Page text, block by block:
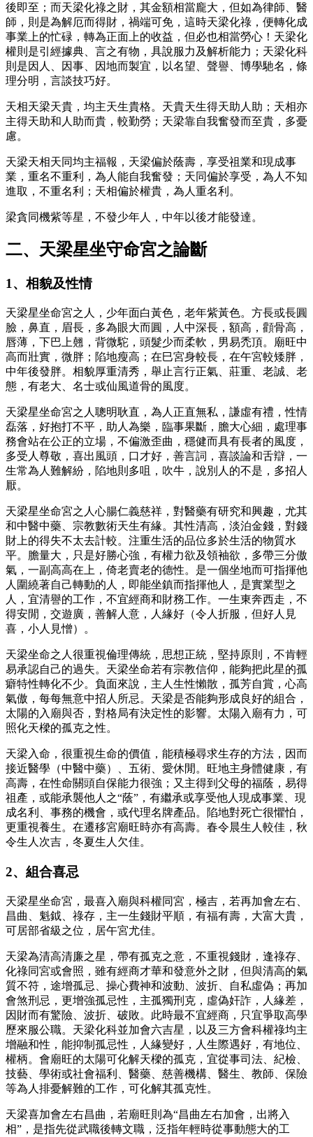
後即至；而天梁化祿之財，其金額相當龐大，但如為律師、醫
師，則是為解厄而得財，禍端可免，這時天梁化祿，便轉化成
事業上的忙碌，轉為正面上的收益，但必也相當勞心！天梁化
權則是引經據典、言之有物，具說服力及解析能力；天梁化科
則是因人、因事、因地而製宜，以名望、聲譽、博學馳名，條
理分明，言談技巧好。
天相天梁天貴，均主天生貴格。天貴天生得天助人助；天相亦
主得天助和人助而貴，較勤勞；天梁靠自我奮發而至貴，多憂
慮。
天梁天相天同均主福報，天梁偏於蔭壽，享受祖業和現成事
業，重名不重利，為人能自我奮發；天同偏於享受，為人不知
進取，不重名利；天相偏於權貴，為人重名利。
梁貪同機紫等星，不發少年人，中年以後才能發達。
二、天梁星坐守命宮之論斷
1、相貌及性情
天梁星坐命宮之人，少年面白黃色，老年紫黃色。方長或長圓
臉，鼻直，眉長，多為眼大而圓，人中深長，額高，顴骨高，
唇薄，下巴上翹，背微駝，頭髮少而柔軟，男易禿頂。廟旺中
高而壯實，微胖；陷地瘦高；在巳宮身較長，在午宮較矮胖，
中年後發胖。相貌厚重清秀，舉止言行正氣、莊重、老誠、老
態，有老大、名士或仙風道骨的風度。
天梁星坐命宮之人聰明耿直，為人正直無私，謙虛有禮，性情
磊落，好抱打不平，助人為樂，臨事果斷，膽大心細，處理事
務會站在公正的立場，不偏激歪曲，穩健而具有長者的風度，
多受人尊敬，喜出風頭，口才好，善言詞，喜談論和舌辯，一
生常為人難解紛，陷地則多咀，吹牛，說別人的不是，多招人
厭。
天梁星坐命宮之人心腸仁義慈祥，對醫藥有研究和興趣，尤其
和中醫中藥、宗教數術天生有緣。其性清高，淡泊金錢，對錢
財上的得失不太去計較。注重生活的品位多於生活的物質水
平。膽量大，只是好勝心強，有權力欲及領袖欲，多帶三分傲
氣，一副高高在上，倚老賣老的德性。是一個坐地而可指揮他
人圍繞著自己轉動的人，即能坐鎮而指揮他人，是實業型之
人，宜清譽的工作，不宜經商和財務工作。一生東奔西走，不
得安閒，交遊廣，善解人意，人緣好（令人折服，但好人見
喜，小人見憎）。
天梁坐命之人很重視倫理傳統，思想正統，堅持原則，不肯輕
易承認自己的過失。天梁坐命若有宗教信仰，能夠把此星的孤
癖特性轉化不少。負面來說，主人生性懶散，孤芳自賞，心高
氣傲，每每無意中招人所忌。天梁是否能夠形成良好的組合，
太陽的入廟與否，對格局有決定性的影響。太陽入廟有力，可
照化天樑的孤克之性。
天梁入命，很重視生命的價值，能積極尋求生存的方法，因而
接近醫學（中醫中藥）、五術、愛休閒。旺地主身體健康，有
高壽，在性命關頭自保能力很強；又主得到父母的福蔭，易得
祖產，或能承襲他人之“蔭”，有繼承或享受他人現成事業、現
成名利、事務的機會，或代理名牌產品。陷地對死亡很懼怕，
更重視養生。在遷移宮廟旺時亦有高壽。春令晨生人較佳，秋
令生人次吉，冬夏生人欠佳。
2、組合喜忌
天梁星坐命宮，最喜入廟與科權同宮，極吉，若再加會左右、
昌曲、魁鉞、祿存，主一生錢財平順，有福有壽，大富大貴，
可居部省級之位，居午宮尤佳。
天梁為清高清廉之星，帶有孤克之意，不重視錢財，逢祿存、
化祿同宮或會照，雖有經商才華和發意外之財，但與清高的氣
質不符，途增孤忌、操心費神和波動、波折、自私虛偽；再加
會煞刑忌，更增強孤忌性，主孤獨刑克，虛偽奸詐，人緣差，
因財而有驚險、波折、破敗。此時最不宜經商，只宜爭取高學
歷來服公職。天梁化科並加會六吉星，以及三方會科權祿均主
增融和性，能抑制孤忌性，人緣變好，人生際遇好，有地位、
權柄。會廟旺的太陽可化解天樑的孤克，宜從事司法、紀檢、
技藝、學術或社會福利、醫藥、慈善機構、醫生、教師、保險
等為人排憂解難的工作，可化解其孤克性。
天梁喜加會左右昌曲，若廟旺則為“昌曲左右加會，出將入
相”，是指先從武職後轉文職，泛指年輕時從事動態大的工